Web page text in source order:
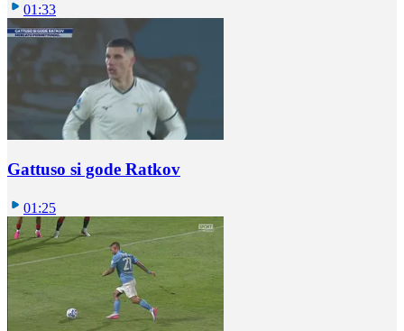
01:33
Gattuso si gode Ratkov
01:25